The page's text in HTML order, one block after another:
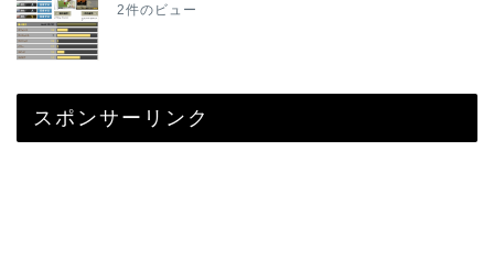
2件のビュー
スポンサーリンク